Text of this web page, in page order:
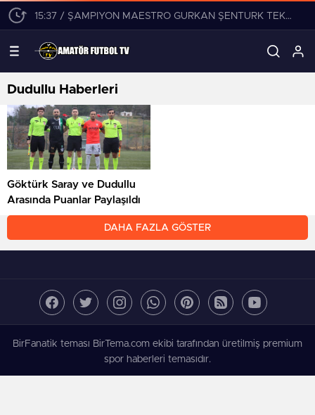
15:37 / ŞAMPİYON MAESTRO GÜRKAN ŞENTÜRK TEKLİFLERİ DEĞERLENDİRİYOR!
Dudullu Haberleri
Göktürk Saray ve Dudullu
Arasında Puanlar Paylaşıldı
DAHA FAZLA GÖSTER
BirFanatik teması BirTema.com ekibi tarafından üretilmiş premium
spor haberleri temasıdır.